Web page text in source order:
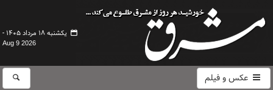
یکشنبه ۱۸ مرداد ۱۴۰۵ -
Aug 9 2026
عکس و فیلم